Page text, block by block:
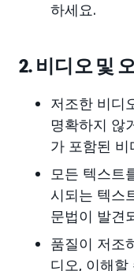
하세요.
2. 비디오 및
저조한 비디
명확하지 않
가 포함된 비
모든 텍스트
시되는 텍스
문법이 발견
품질이 저조
디오, 이해할